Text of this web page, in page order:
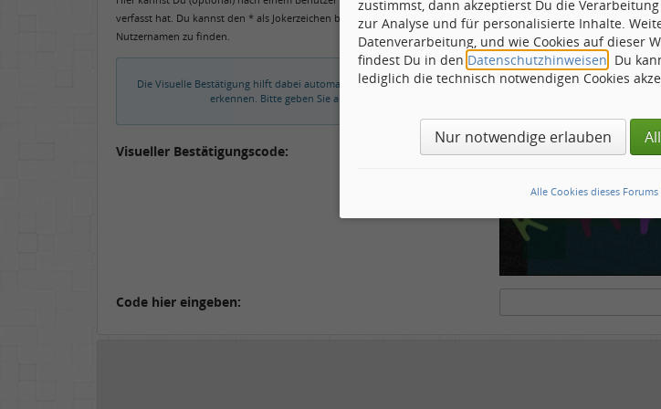
verfasst hat. Du kannst den * als Jokerzeichen benutzen, um ähnliche
Nutzernamen zu finden.
Die Visuelle Bestätigung hilft dabei automatische Spambots und Scripte von den Diensten dieses Forums
erkennen. Bitte geben Sie also in das untenstehende Feld die Buchstaben und Zahlen ein, die
Visueller Bestätigungscode:
Code hier eingeben:
zustimmst, dann akzeptierst Du die
zur Analyse und für personalisierte Inhalte.
Datenverarbeitung, und wie Cookies auf dieser
findest Du in den Datenschutzhinweisen . Du
lediglich die technisch notwendigen Cookies
Nur notwendige erlauben
Alle Cookies dieses Forums